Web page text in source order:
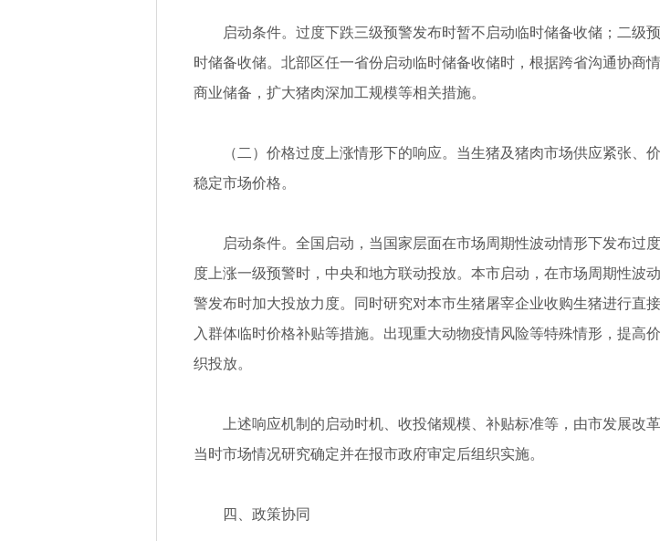
启动条件。过度下跌三级预警发布时暂不启动临时储备收储；二级
时储备收储。北部区任一省份启动临时储备收储时，根据跨省沟通协商
商业储备，扩大猪肉深加工规模等相关措施。
（二）价格过度上涨情形下的响应。当生猪及猪肉市场供应紧张、
稳定市场价格。
启动条件。全国启动，当国家层面在市场周期性波动情形下发布过
度上涨一级预警时，中央和地方联动投放。本市启动，在市场周期性波
警发布时加大投放力度。同时研究对本市生猪屠宰企业收购生猪进行直
入群体临时价格补贴等措施。出现重大动物疫情风险等特殊情形，提高
织投放。
上述响应机制的启动时机、收投储规模、补贴标准等，由市发展
当时市场情况研究确定并在报市政府审定后组织实施。
四、政策协同